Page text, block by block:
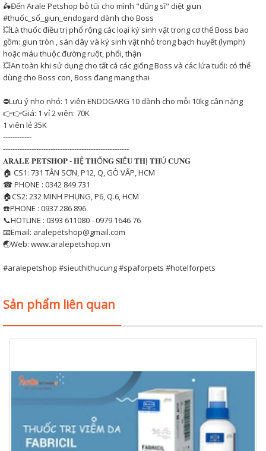
🛵Đến Arale Petshop bỏ túi cho mình "dũng sĩ" diệt giun
#thuốc_sổ_giun_endogard dành cho Boss
💥Là thuốc điều trị phổ rộng các loại ký sinh vật trong cơ thể Boss bao
gồm: giun tròn , sán dây và ký sinh vật nhỏ trong bạch huyết (lymph)
hoặc máu thuộc đường ruột, phổi, thận
💥An toàn khi sử dụng cho tất cả các giống Boss và các lứa tuổi: có thể
dùng cho Boss con, Boss đang mang thai
⛔Lưu ý nho nhỏ: 1 viên ENDOGARG 10 dành cho mỗi 10kg cân nặng
👉👉Giá: 1 vỉ 2 viên: 70K
1 viên lẻ 35K
------------
-----------------------------------------------------
𝐀𝐑𝐀𝐋𝐄 𝐏𝐄𝐓𝐒𝐇𝐎𝐏 - 𝐇Ệ 𝐓𝐇Ố𝐍𝐆 𝐒𝐈Ê𝐔 𝐓𝐇Ị 𝐓𝐇Ú 𝐂Ư𝐍𝐆
🏠 CS1: 731 TÂN SƠN, P12, Q, GÒ VẤP, HCM
☎ PHONE : 0342 849 731
🏠CS2: 232 MINH PHỤNG, P6, Q.6, HCM
☎️PHONE : 0937 286 896
📞HOTLINE : 0393 611080 - 0979 1646 76
📧Email: aralepetshop@gmail.com
🌏Web: www.aralepetshop.vn
#aralepetshop #sieuthithucung #spaforpets #hotelforpets
Sản phẩm liên quan